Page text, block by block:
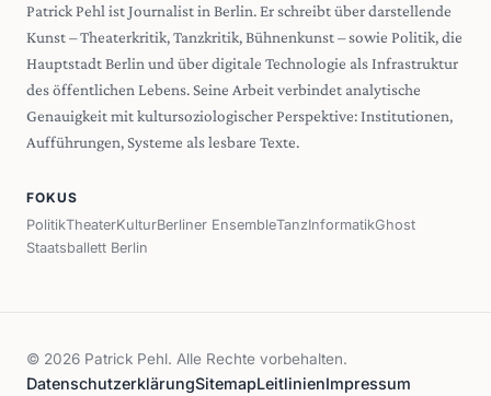
Patrick Pehl ist Journalist in Berlin. Er schreibt über darstellende
Kunst – Theaterkritik, Tanzkritik, Bühnenkunst – sowie Politik, die
Hauptstadt Berlin und über digitale Technologie als Infrastruktur
des öffentlichen Lebens. Seine Arbeit verbindet analytische
Genauigkeit mit kultursoziologischer Perspektive: Institutionen,
Aufführungen, Systeme als lesbare Texte.
FOKUS
PolitikTheaterKulturBerliner EnsembleTanzInformatikGhost
Staatsballett Berlin
© 2026 Patrick Pehl. Alle Rechte vorbehalten.
DatenschutzerklärungSitemapLeitlinienImpressum